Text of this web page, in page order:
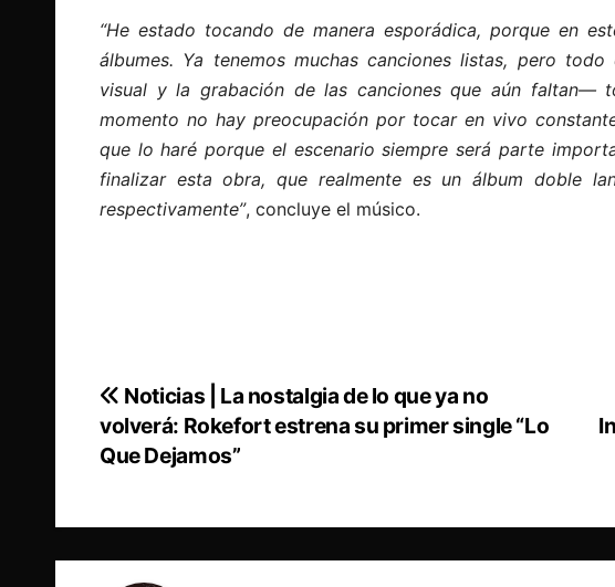
“He estado tocando de manera esporádica, porque en
álbumes. Ya tenemos muchas canciones listas, pero
visual y la grabación de las canciones que aún faltan—
momento no hay preocupación por tocar en vivo
que lo haré porque el escenario siempre será parte
finalizar esta obra, que realmente es un álbum doble
respectivamente”, concluye el músico.
Navegación
de
Noticias | La nostalgia de lo que ya no
volverá: Rokefort estrena su primer single “Lo
Que Dejamos”